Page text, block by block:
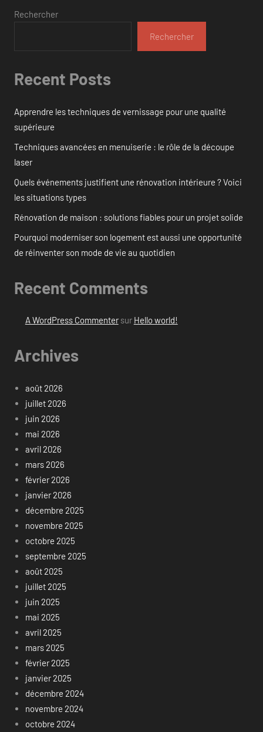
Rechercher
Rechercher
Recent Posts
Apprendre les techniques de vernissage pour une qualité
supérieure
Techniques avancées en menuiserie : le rôle de la découpe
laser
Quels événements justifient une rénovation intérieure ? Voici
les situations types
Rénovation de maison : solutions fiables pour un projet solide
Pourquoi moderniser son logement est aussi une opportunité
de réinventer son mode de vie au quotidien
Recent Comments
A WordPress Commentersur Hello world!
Archives
août 2026
juillet 2026
juin 2026
mai 2026
avril 2026
mars 2026
février 2026
janvier 2026
décembre 2025
novembre 2025
octobre 2025
septembre 2025
août 2025
juillet 2025
juin 2025
mai 2025
avril 2025
mars 2025
février 2025
janvier 2025
décembre 2024
novembre 2024
octobre 2024